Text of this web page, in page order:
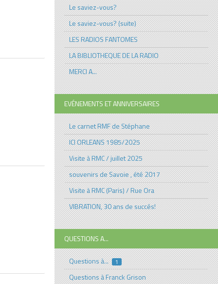
Le saviez-vous?
Le saviez-vous? (suite)
LES RADIOS FANTOMES
LA BIBLIOTHEQUE DE LA RADIO
MERCI A...
EVÉNEMENTS ET ANNIVERSAIRES
Le carnet RMF de Stéphane
ICI ORLEANS 1985/2025
Visite à RMC / juillet 2025
souvenirs de Savoie , été 2017
Visite à RMC (Paris) / Rue Ora
VIBRATION, 30 ans de succés!
QUESTIONS A...
Questions à... 1
Questions à Franck Grison